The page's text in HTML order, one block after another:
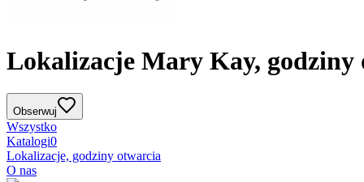
Lokalizacje Mary Kay, godziny
Obserwuj
Wszystko
Katalogi0
Lokalizacje, godziny otwarcia
O nas